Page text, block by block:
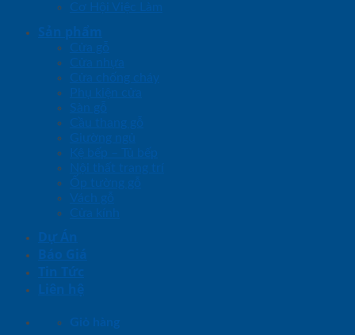
Cơ Hội Việc Làm
Sản phẩm
Cửa gỗ
Cửa nhựa
Cửa chống cháy
Phụ kiện cửa
Sàn gỗ
Cầu thang gỗ
Giường ngủ
Kệ bếp – Tủ bếp
Nội thất trang trí
Ốp tường gỗ
Vách gỗ
Cửa kính
Dự Án
Báo Giá
Tin Tức
Liên hệ
Giỏ hàng